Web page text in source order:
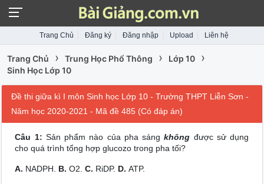
Trang Chủ Đăng ký Đăng nhập Upload Liên hệ
Trang Chủ › Trung Học Phổ Thông › Lớp 10 ›
Sinh Học Lớp 10
Đề thi giữa kì I môn Sinh học Lớp 10 - Trường THPT Liễn Sơn -
Năm học 2020-2021 - Mã đề 485 (Có đáp án)
Câu 1: Sản phẩm nào của pha sángkhông được sử dụng
cho quá trình tổng hợp glucozo trong pha tối?
A. NADPH. B.O2.C. RiDP. D.ATP.